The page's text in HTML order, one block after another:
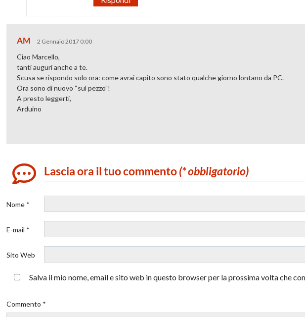
AM 2 Gennaio 2017 0:00
Ciao Marcello,
tanti auguri anche a te.
Scusa se rispondo solo ora: come avrai capito sono stato qualche giorno lontano da PC.
Ora sono di nuovo “sul pezzo”!
A presto leggerti,
Arduino
Lascia ora il tuo commento(* obbligatorio)
Nome *
E-mail *
Sito Web
Salva il mio nome, email e sito web in questo browser per la prossima volta che
Commento *